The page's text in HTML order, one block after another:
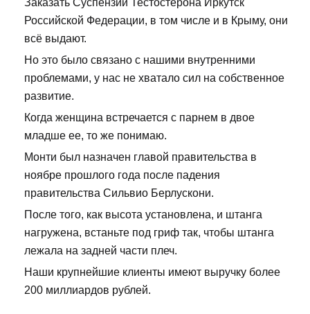
Российской Федерации, в том числе и в Крыму, они
всё выдают.
Но это было связано с нашими внутренними
проблемами, у нас не хватало сил на собственное
развитие.
Когда женщина встречается с парнем в двое
младше ее, то же понимаю.
Монти был назначен главой правительства в
ноябре прошлого года после падения
правительства Сильвио Берлускони.
После того, как высота установлена, и штанга
нагружена, встаньте под гриф так, чтобы штанга
лежала на задней части плеч.
Наши крупнейшие клиенты имеют выручку более
200 миллиардов рублей.